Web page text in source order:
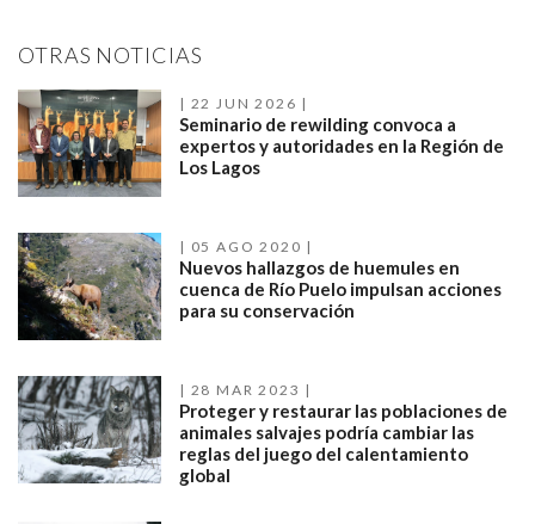
OTRAS NOTICIAS
22 JUN 2026
Seminario de rewilding convoca a
expertos y autoridades en la Región de
Los Lagos
05 AGO 2020
Nuevos hallazgos de huemules en
cuenca de Río Puelo impulsan acciones
para su conservación
28 MAR 2023
Proteger y restaurar las poblaciones de
animales salvajes podría cambiar las
reglas del juego del calentamiento
global